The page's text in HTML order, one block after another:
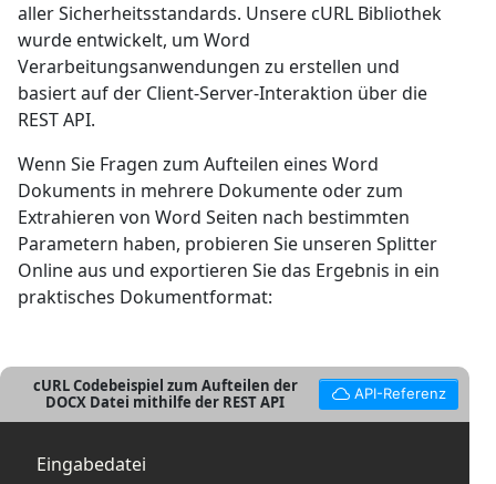
aller Sicherheitsstandards. Unsere cURL Bibliothek
wurde entwickelt, um Word
Verarbeitungsanwendungen zu erstellen und
basiert auf der Client-Server-Interaktion über die
REST API.
Wenn Sie Fragen zum Aufteilen eines Word
Dokuments in mehrere Dokumente oder zum
Extrahieren von Word Seiten nach bestimmten
Parametern haben, probieren Sie unseren Splitter
Online aus und exportieren Sie das Ergebnis in ein
praktisches Dokumentformat:
cURL Codebeispiel zum Aufteilen der
DOCX Datei mithilfe der REST API
API-Referenz
Eingabedatei